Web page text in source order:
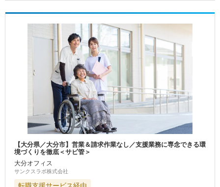
【大分県／大分市】営業＆請求作業なし／支援業務に専念できる環
境づくりを徹底＜サビ管＞
大分オフィス
サンクスラボ株式会社